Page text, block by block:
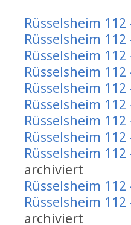
Rüsselsheim
Rüsselsheim
Rüsselsheim
Rüsselsheim
Rüsselsheim
Rüsselsheim
Rüsselsheim 112
Rüsselsheim
Rüsselsheim
archiviert
Rüsselsheim
Rüsselsheim
archiviert